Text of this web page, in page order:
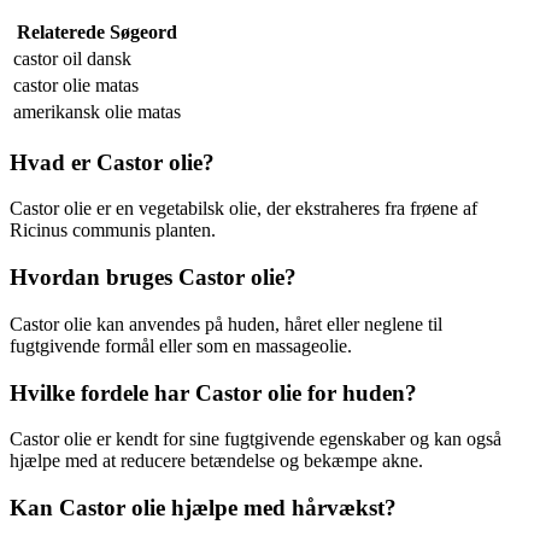
Relaterede Søgeord
castor oil dansk
castor olie matas
amerikansk olie matas
Hvad er Castor olie?
Castor olie er en vegetabilsk olie, der ekstraheres fra frøene af
Ricinus communis planten.
Hvordan bruges Castor olie?
Castor olie kan anvendes på huden, håret eller neglene til
fugtgivende formål eller som en massageolie.
Hvilke fordele har Castor olie for huden?
Castor olie er kendt for sine fugtgivende egenskaber og kan også
hjælpe med at reducere betændelse og bekæmpe akne.
Kan Castor olie hjælpe med hårvækst?